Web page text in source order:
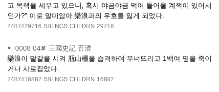
고 목책을 세우고 있으니, 혹시 야금야금 먹어 들어올 계책이 있어서
인가?” 이로 말미암아 樂浪과의 우호를 잃게 되었다.
2487#29716 SBLNGS CHLDRN 29716
￭ -0008 04✘ 三國史記 百濟
樂浪이 말갈을 시켜 甁山柵을 습격하여 무너뜨리고 1백여 명을 죽이
거나 사로잡았다.
2487#16882 SBLNGS CHLDRN 16882